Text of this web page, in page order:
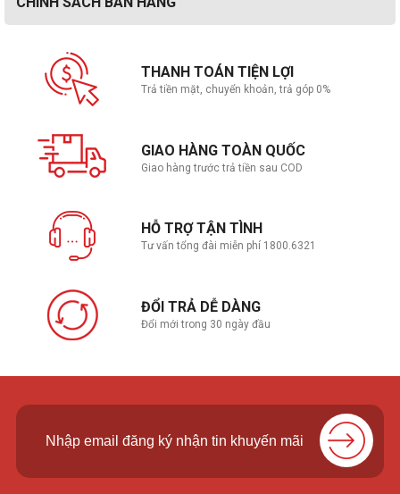
Công nghệ đồng bộ hình ảnh
Đồng bộ hình ảnh FreeSync: bằng cách tự động đồng bộ tần số làm
tươi màn hình với tốc độ khung hình/ giây, FreeSync giảm thiểu giật
màu sắc màn hình và độ tương phản cho bạn trải nghiệm các tựa
game tuyệt hảo nhất.
Tổng kết chung màn hình Gigabyte G34WQC A-
Hơn nữa, máy còn có tính năng giúp người dùng dễ dàng tận hưởng
chơi game tốt nhất với tính năng cập nhập tự động nâng cấp đồng
THANH TOÁN TIỆN LỢI
Trả tiền mặt, chuyển khoản, trả góp 0%
GIAO HÀNG TOÀN QUỐC
Giao hàng trước trả tiền sau COD
HỖ TRỢ TẬN TÌNH
Tư vấn tổng đài miễn phí 1800.6321
ĐỔI TRẢ DỄ DÀNG
Đổi mới trong 30 ngày đầu